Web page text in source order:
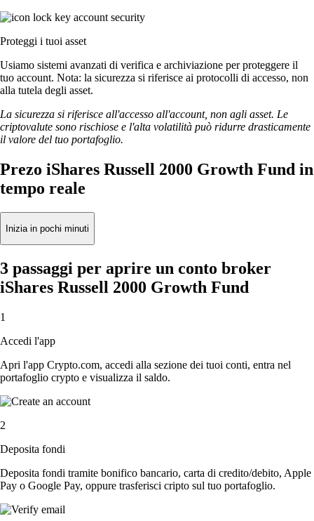
Proteggi i tuoi asset
Usiamo sistemi avanzati di verifica e archiviazione per proteggere il
tuo account. Nota: la sicurezza si riferisce ai protocolli di accesso, non
alla tutela degli asset.
La sicurezza si riferisce all'accesso all'account, non agli asset. Le
criptovalute sono rischiose e l'alta volatilità può ridurre drasticamente
il valore del tuo portafoglio.
Prezo iShares Russell 2000 Growth Fund in
tempo reale
Inizia in pochi minuti
3 passaggi per aprire un conto broker
iShares Russell 2000 Growth Fund
1
Accedi l'app
Apri l'app Crypto.com, accedi alla sezione dei tuoi conti, entra nel
portafoglio crypto e visualizza il saldo.
2
Deposita fondi
Deposita fondi tramite bonifico bancario, carta di credito/debito, Apple
Pay o Google Pay, oppure trasferisci cripto sul tuo portafoglio.